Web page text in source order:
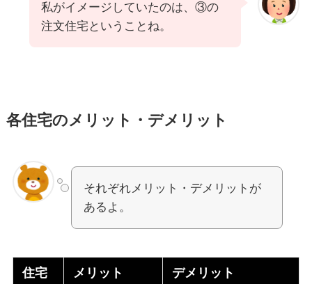
私がイメージしていたのは、③の
注文住宅ということね。
各住宅のメリット・デメリット
それぞれメリット・デメリットが
あるよ。
住宅
メリット デメリット